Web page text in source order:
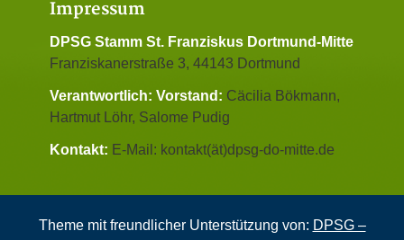
Impressum
DPSG Stamm St. Franziskus Dortmund-Mitte
Franziskanerstraße 3, 44143 Dortmund
Verantwortlich: Vorstand: Cäcilia Bökmann,
Hartmut Löhr, Salome Pudig
Kontakt: E-Mail: kontakt(ät)dpsg-do-mitte.de
Theme mit freundlicher Unterstützung von: DPSG –